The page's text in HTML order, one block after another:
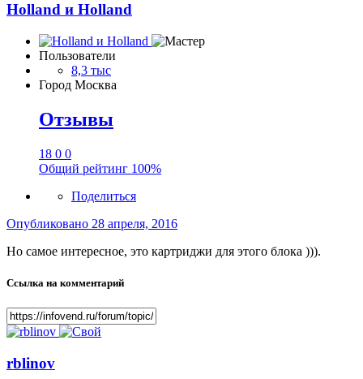
Holland и Holland
Пользователи
8,3 тыс
Город Москва
Отзывы
18 0 0
Общий рейтинг 100%
Поделиться
Опубликовано 28 апреля, 2016
Но самое интересное, это картриджи для этого блока ))).
Ссылка на комментарий
rblinov